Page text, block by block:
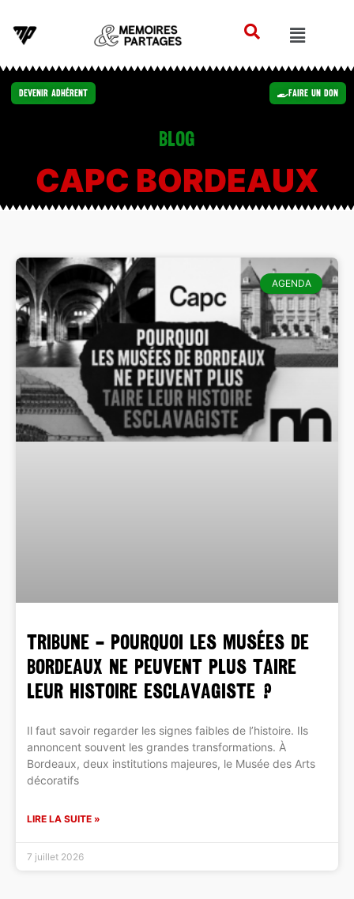
Devenir Adhérent Faire un Don
Blog
CAPC BORDEAUX
AGENDA
TRIBUNE – POURQUOI LES MUSÉES DE
BORDEAUX NE PEUVENT PLUS TAIRE
LEUR HISTOIRE ESCLAVAGISTE ?
Il faut savoir regarder les signes faibles de l’histoire. Ils
annoncent souvent les grandes transformations. À
Bordeaux, deux institutions majeures, le Musée des Arts
décoratifs
LIRE LA SUITE »
7 juillet 2026